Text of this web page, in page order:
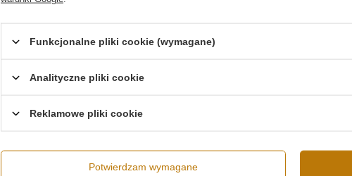
Funkcjonalne pliki cookie (wymagane)
Analityczne pliki cookie
Reklamowe pliki cookie
Potwierdzam wymagane